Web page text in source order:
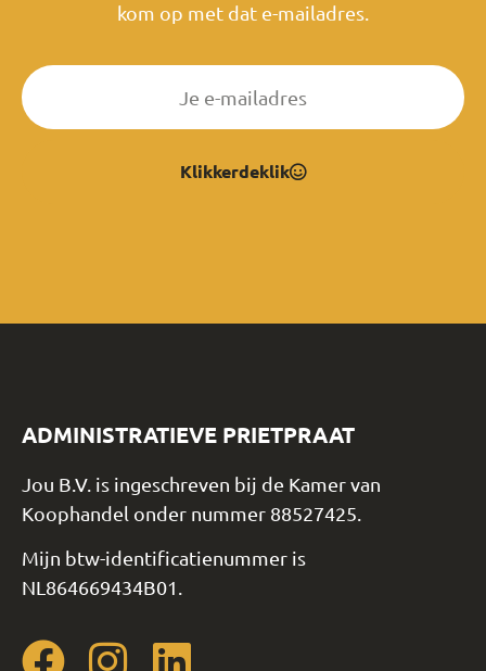
kom op met dat e-mailadres.
Klikkerdeklik
ADMINISTRATIEVE PRIETPRAAT
Jou B.V. is ingeschreven bij de Kamer van
Koophandel onder nummer 88527425.
Mijn btw-identificatienummer is
NL864669434B01.